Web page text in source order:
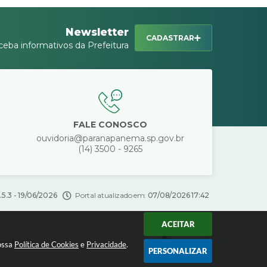
Política de Cookies e Privacidade.
ACEITAR
PERSONALIZAR
Newsletter
informativos da Prefeitura
CADASTRAR
FALE CONOSCO
ouvidoria@paranapanema.sp.gov.br
(14) 3500 - 9265
- 19/06/2026 Portal atualizado em: 07/08/2026 17:42